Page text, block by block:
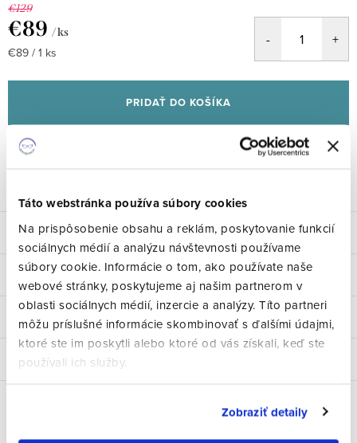
Táto webstránka používa súbory cookies
Na prispôsobenie obsahu a reklám, poskytovanie funkcií
sociálnych médií a analýzu návštevnosti používame
súbory cookie. Informácie o tom, ako používate naše
webové stránky, poskytujeme aj našim partnerom v
oblasti sociálnych médií, inzercie a analýzy. Títo partneri
môžu príslušné informácie skombinovať s ďalšími údajmi,
ktoré ste im poskytli alebo ktoré od vás získali, keď ste
používali ich služby.
Zobraziť detaily
€129
€89 / ks
Jednotková
€89 / 1 ks
PRIDAŤ DO KOŠÍKA
1286
Popis
Parametre produktu
Hodnotenie
Diskusia
Súvisiaci tovar